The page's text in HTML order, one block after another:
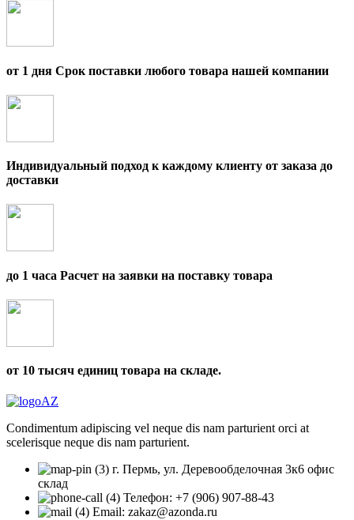
от 1 дня Срок поставки любого товара нашей компании
Индивидуальный подход к каждому клиенту от заказа до
доставки
до 1 часа Расчет на заявки на поставку товара
от 10 тысяч единиц товара на складе.
Condimentum adipiscing vel neque dis nam parturient orci at
scelerisque neque dis nam parturient.
г. Пермь, ул. Деревообделочная 3к6 офис
склад
Телефон: +7 (906) 907-88-43
Email: zakaz@azonda.ru